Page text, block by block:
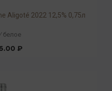
Aligoté 2022 12,5% 0,75л
/ белое
₽